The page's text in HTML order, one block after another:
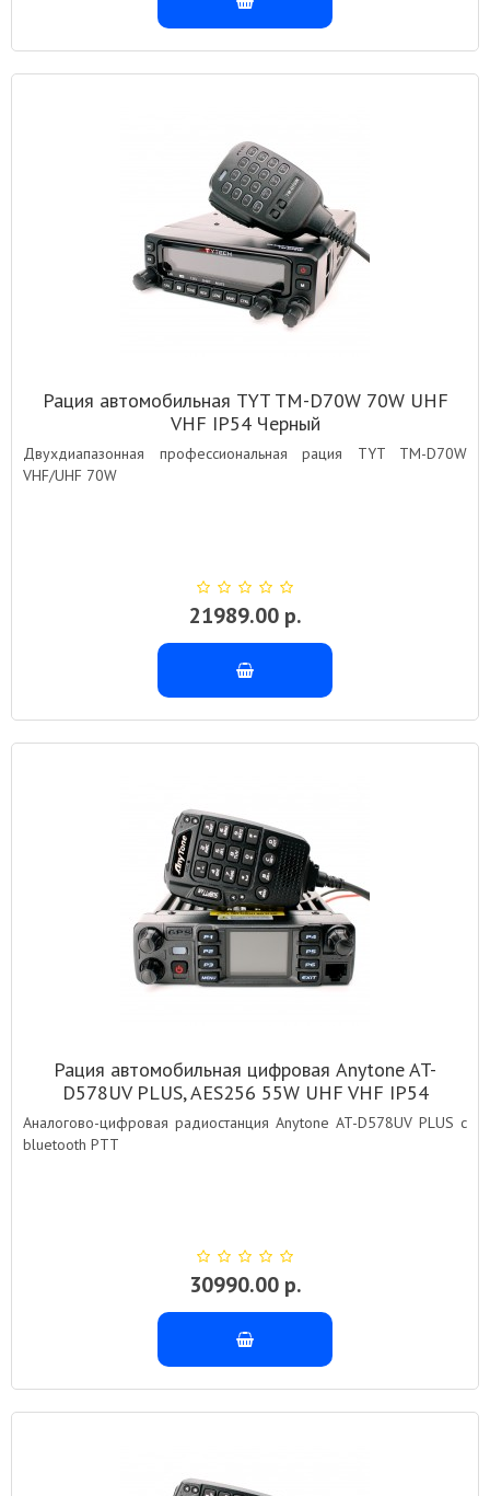
Рация автомобильная TYT TM-D70W 70W UHF
VHF IP54 Черный
Двухдиапазонная профессиональная рация TYT TM-D70W
VHF/UHF 70W
21989.00 р.
Рация автомобильная цифровая Anytone AT-
D578UV PLUS, AES256 55W UHF VHF IP54
BLUETOOTH GPS
Аналогово-цифровая радиостанция Anytone AT-D578UV PLUS с
bluetooth PTT
30990.00 р.